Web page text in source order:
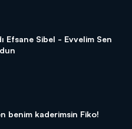
Efsane Sibel - Evvelim Sen
benim kaderimsin Fiko!